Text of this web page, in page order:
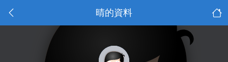
晴的資料